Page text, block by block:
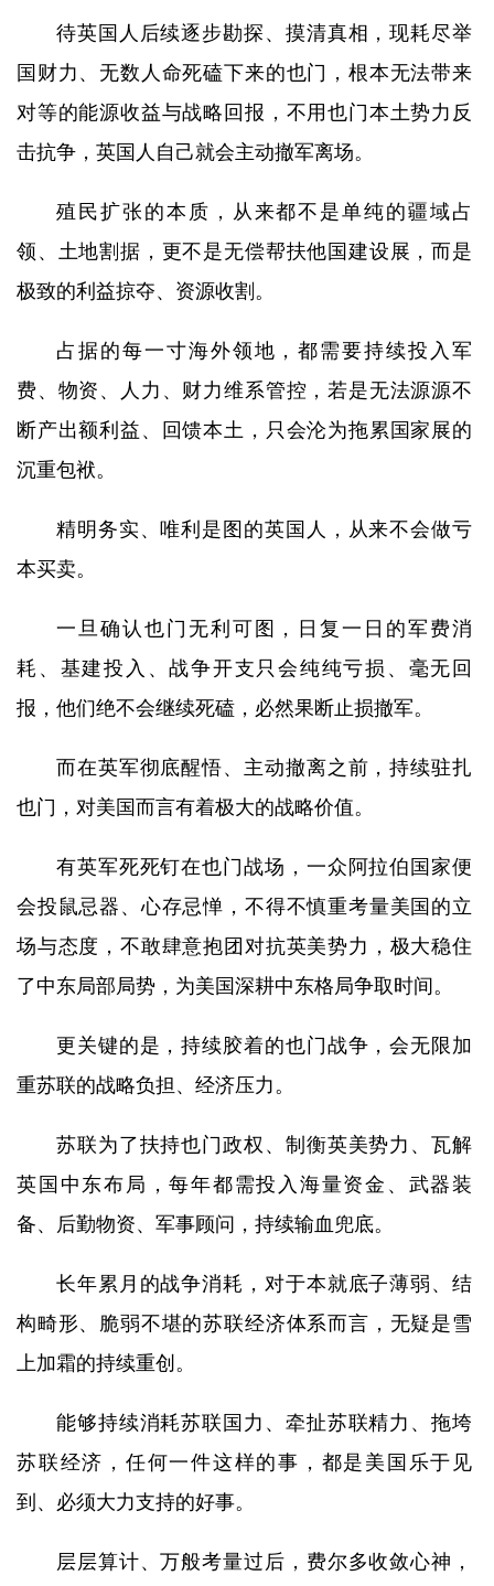
待英国人后续逐步勘探、摸清真相，现耗尽举
国财力、无数人命死磕下来的也门，根本无法带来
对等的能源收益与战略回报，不用也门本土势力反
击抗争，英国人自己就会主动撤军离场。
殖民扩张的本质，从来都不是单纯的疆域占
领、土地割据，更不是无偿帮扶他国建设展，而是
极致的利益掠夺、资源收割。
占据的每一寸海外领地，都需要持续投入军
费、物资、人力、财力维系管控，若是无法源源不
断产出额利益、回馈本土，只会沦为拖累国家展的
沉重包袱。
精明务实、唯利是图的英国人，从来不会做亏
本买卖。
一旦确认也门无利可图，日复一日的军费消
耗、基建投入、战争开支只会纯纯亏损、毫无回
报，他们绝不会继续死磕，必然果断止损撤军。
而在英军彻底醒悟、主动撤离之前，持续驻扎
也门，对美国而言有着极大的战略价值。
有英军死死钉在也门战场，一众阿拉伯国家便
会投鼠忌器、心存忌惮，不得不慎重考量美国的立
场与态度，不敢肆意抱团对抗英美势力，极大稳住
了中东局部局势，为美国深耕中东格局争取时间。
更关键的是，持续胶着的也门战争，会无限加
重苏联的战略负担、经济压力。
苏联为了扶持也门政权、制衡英美势力、瓦解
英国中东布局，每年都需投入海量资金、武器装
备、后勤物资、军事顾问，持续输血兜底。
长年累月的战争消耗，对于本就底子薄弱、结
构畸形、脆弱不堪的苏联经济体系而言，无疑是雪
上加霜的持续重创。
能够持续消耗苏联国力、牵扯苏联精力、拖垮
苏联经济，任何一件这样的事，都是美国乐于见
到、必须大力支持的好事。
层层算计、万般考量过后，费尔多收敛心神，